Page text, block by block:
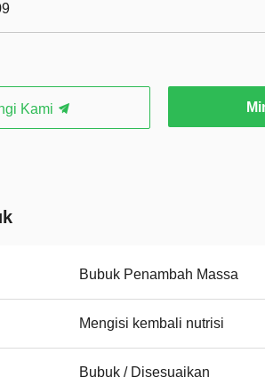
Kami
Bubuk Penambah Massa
Mengisi kembali nutrisi
Bubuk / Disesuaikan